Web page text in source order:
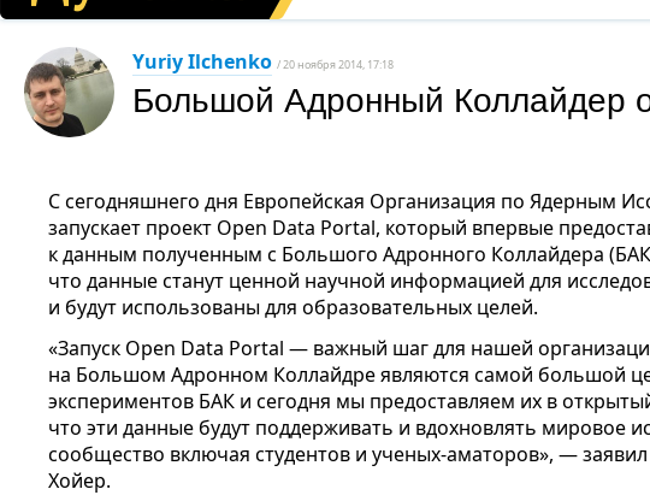
Yuriy Ilchenko / 20 ноября 2014, 17:18
Большой Адронный Коллайдер
С сегодняшнего дня Европейская Организация по Ядерным
запускает проект Open Data Portal, который впервые
к данным полученным с Большого Адронного Коллайдера
что данные станут ценной научной информацией для
и будут использованы для образовательных целей.
«Запуск Open Data Portal — важный шаг для нашей
на Большом Адронном Коллайдре являются самой большой
экспериментов БАК и сегодня мы предоставляем их в
что эти данные будут поддерживать и вдохновлять мировое
сообщество включая студентов и ученых-аматоров», —
Хойер.